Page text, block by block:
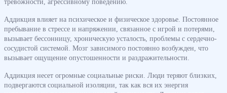
Аддикция влияет на психическое и физическое здоровье. Постоянное
пребывание в стрессе и напряжении, связанное с игрой и потерями,
вызывает бессонницу, хроническую усталость, проблемы с сердечно-
сосудистой системой. Мозг зависимого постоянно возбужден, что
вызывает ощущение опустошенности и раздражительности.
Аддикция несет огромные социальные риски. Люди теряют близких,
подвергаются социальной изоляции, так как вся их энергия